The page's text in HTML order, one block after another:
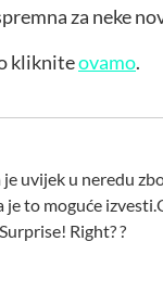
za neke
klikniteovamo.
uvijek u neredu
je to moguće
Right? ?